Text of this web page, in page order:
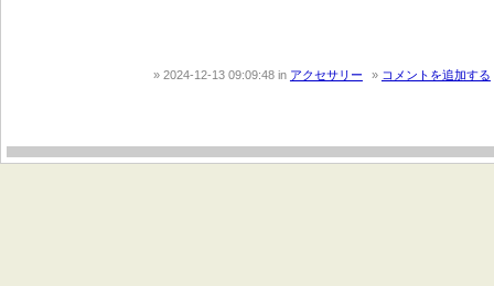
2024-12-13 09:09:48 in アクセサリー コメントを追加する